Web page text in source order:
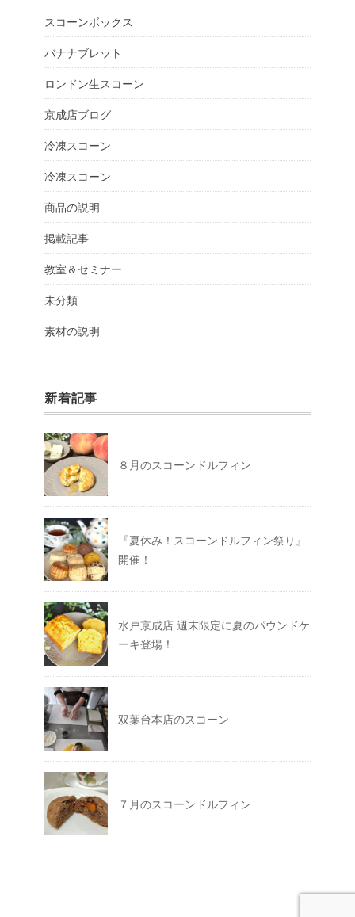
スコーンボックス
バナナブレット
ロンドン生スコーン
京成店ブログ
冷凍スコーン
冷凍スコーン
商品の説明
掲載記事
教室＆セミナー
未分類
素材の説明
新着記事
８月のスコーンドルフィン
『夏休み！スコーンドルフィン祭り』
開催！
水戸京成店 週末限定に夏のパウンドケ
ーキ登場！
双葉台本店のスコーン
７月のスコーンドルフィン